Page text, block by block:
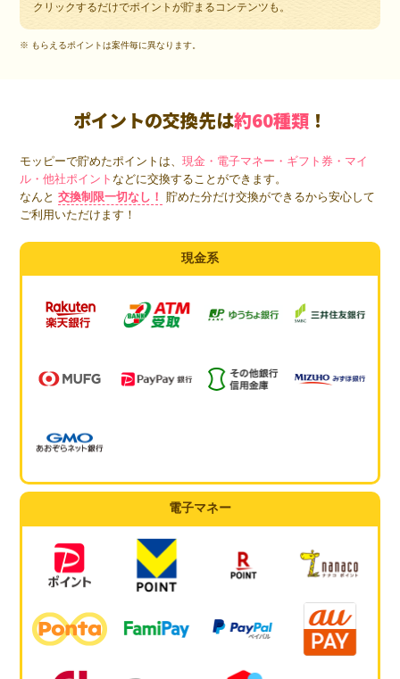
クリックするだけでポイントが貯まるコンテンツも。
※ もらえるポイントは案件毎に異なります。
ポイントの交換先は約60種類 ！
モッピーで貯めたポイントは、現金・電子マネー・ギフト券・マイ
ル・他社ポイントなどに交換することができます。
なんと 交換制限一切なし！
貯めた分だけ交換ができるから安心して
ご利用いただけます！
現金系
電子マネー